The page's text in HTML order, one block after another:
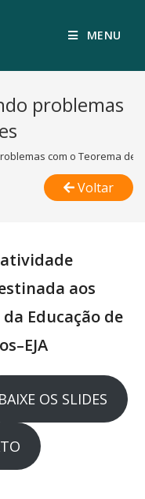
MENU
problemas
com o Teorema de
Voltar
aos
Educação de
BAIXE OS SLIDES